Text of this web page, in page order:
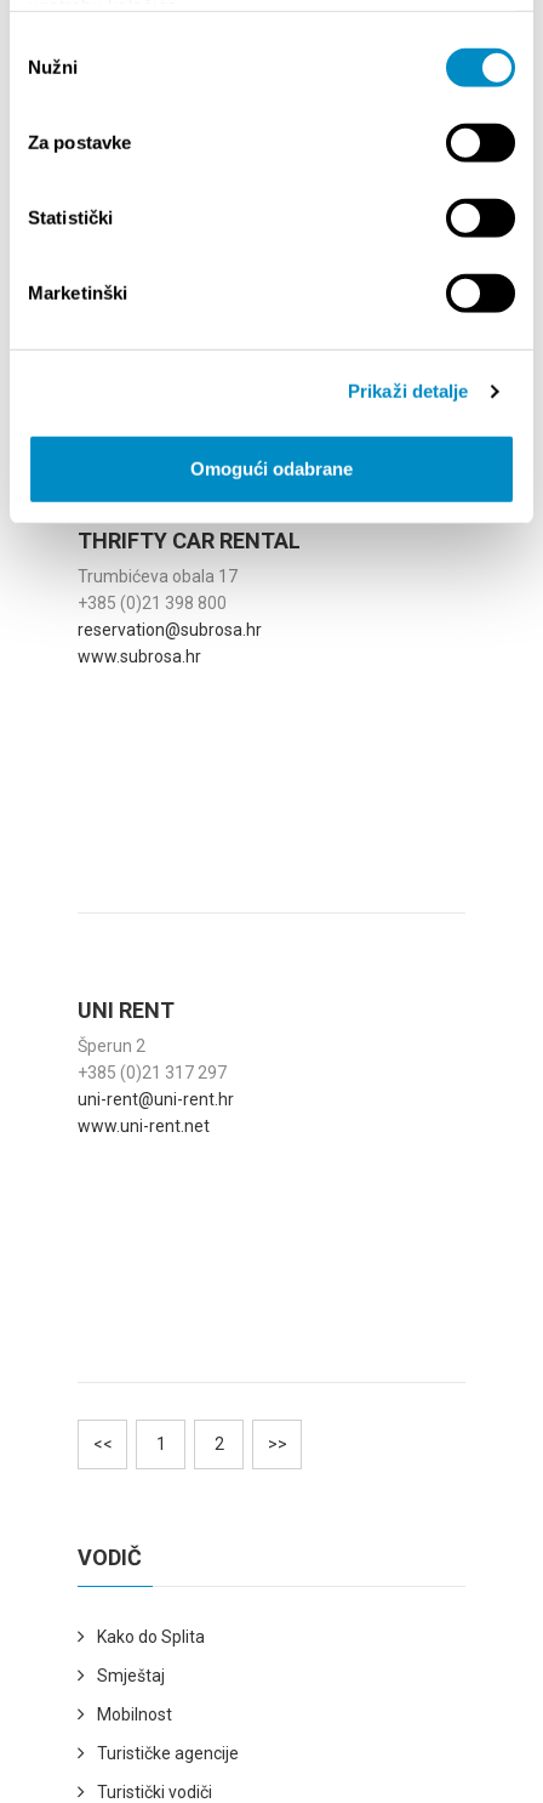
pristanka
Nužni
Za postavke
Statistički
Marketinški
Prikaži detalje
Omogući odabrane
+385 (0)91 565 2699
THRIFTY CAR RENTAL
Trumbićeva obala 17
+385 (0)21 398 800
reservation@subrosa.hr
www.subrosa.hr
UNI RENT
Šperun 2
+385 (0)21 317 297
uni-rent@uni-rent.hr
www.uni-rent.net
<< 1 2 >>
VODIČ
Kako do Splita
Smještaj
Mobilnost
Turističke agencije
Turistički vodiči